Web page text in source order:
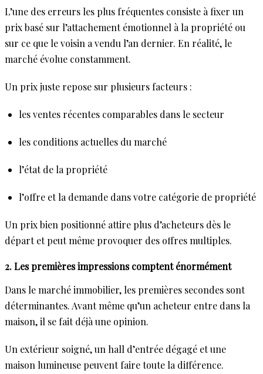
L’une des erreurs les plus fréquentes consiste à fixer un
prix basé sur l’attachement émotionnel à la propriété ou
sur ce que le voisin a vendu l’an dernier. En réalité, le
marché évolue constamment.
Un prix juste repose sur plusieurs facteurs :
les ventes récentes comparables dans le secteur
les conditions actuelles du marché
l’état de la propriété
l’offre et la demande dans votre catégorie de propriété
Un prix bien positionné attire plus d’acheteurs dès le
départ et peut même provoquer des offres multiples.
2. Les premières impressions comptent énormément
Dans le marché immobilier, les premières secondes sont
déterminantes. Avant même qu’un acheteur entre dans la
maison, il se fait déjà une opinion.
Un extérieur soigné, un hall d’entrée dégagé et une
maison lumineuse peuvent faire toute la différence.